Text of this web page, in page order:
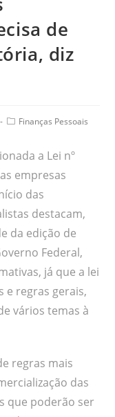
de
diz
Finanças Pessoais
a Lei nº
empresas
das
destacam,
da edição de
Federal,
já que a lei
e regras gerais,
vários temas à
regras mais
das
que poderão ser